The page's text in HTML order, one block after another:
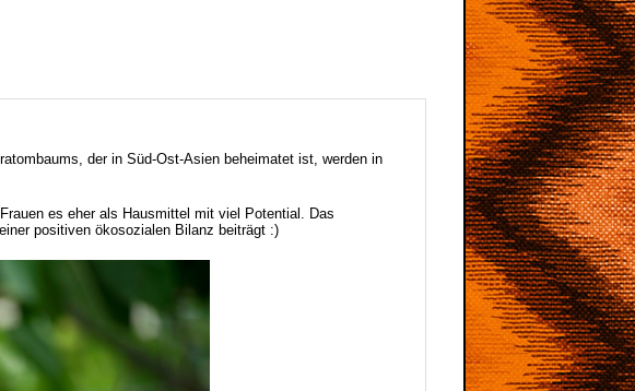
der in Süd-Ost-Asien beheimatet ist, werden in
es eher als Hausmittel mit viel Potential. Das
positiven ökosozialen Bilanz beiträgt :)